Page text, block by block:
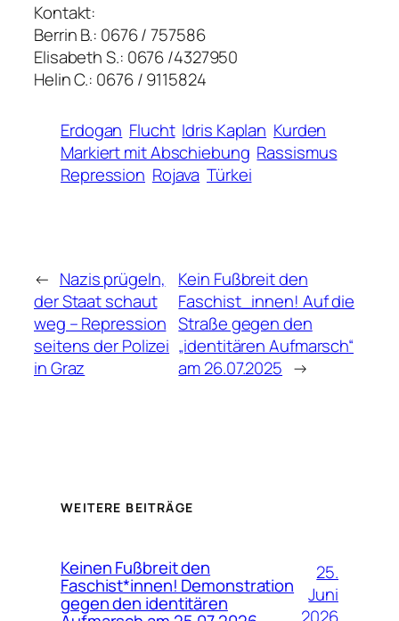
Kontakt:
Berrin B.: 0676 / 757586
Elisabeth S.: 0676 /4327950
Helin C.: 0676 / 9115824
Erdogan Flucht Idris Kaplan Kurden
Markiert mit Abschiebung Rassismus
Repression Rojava Türkei
← Nazis prügeln,
der Staat schaut
weg – Repression
seitens der Polizei
in Graz
Kein Fußbreit den
Faschist_innen! Auf die
Straße gegen den
„identitären Aufmarsch“
am 26.07.2025 →
WEITERE BEITRÄGE
Keinen Fußbreit den
Faschist*innen! Demonstration
gegen den identitären
25.
Juni
2026